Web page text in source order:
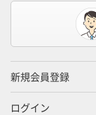
新規会員登録
ログイン